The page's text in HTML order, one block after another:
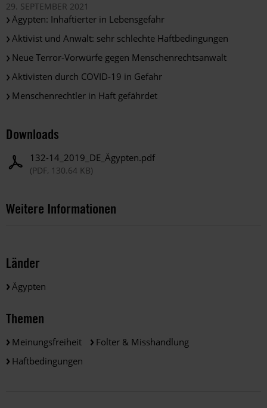
29. SEPTEMBER 2021
Ägypten: Inhaftierter in Lebensgefahr
Aktivist und Anwalt: sehr schlechte Haftbedingungen
Neue Terror-Vorwürfe gegen Menschenrechtsanwalt
Aktivisten durch COVID-19 in Gefahr
Menschenrechtler in Haft gefährdet
Downloads
132-14_2019_DE_Ägypten.pdf
(PDF, 130.64 KB)
Weitere Informationen
Länder
Ägypten
Themen
Meinungsfreiheit
Folter & Misshandlung
Haftbedingungen